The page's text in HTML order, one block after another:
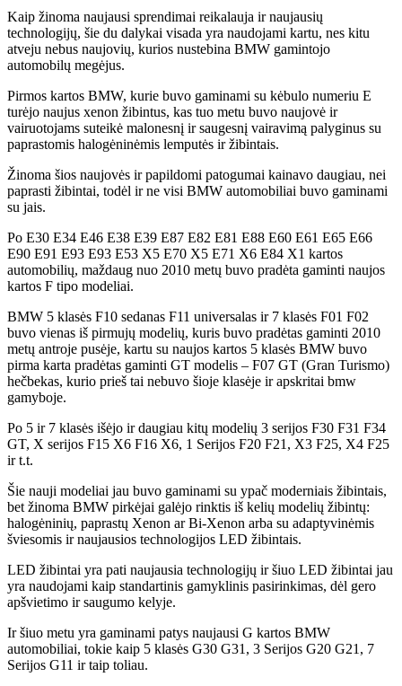
Kaip žinoma naujausi sprendimai reikalauja ir naujausių
technologijų, šie du dalykai visada yra naudojami kartu, nes kitu
atveju nebus naujovių, kurios nustebina BMW gamintojo
automobilų megėjus.
Pirmos kartos BMW, kurie buvo gaminami su kėbulo numeriu E
turėjo naujus xenon žibintus, kas tuo metu buvo naujovė ir
vairuotojams suteikė malonesnį ir saugesnį vairavimą palyginus su
paprastomis halogėninėmis lemputės ir žibintais.
Žinoma šios naujovės ir papildomi patogumai kainavo daugiau, nei
paprasti žibintai, todėl ir ne visi BMW automobiliai buvo gaminami
su jais.
Po E30 E34 E46 E38 E39 E87 E82 E81 E88 E60 E61 E65 E66
E90 E91 E93 E93 E53 X5 E70 X5 E71 X6 E84 X1 kartos
automobilių, maždaug nuo 2010 metų buvo pradėta gaminti naujos
kartos F tipo modeliai.
BMW 5 klasės F10 sedanas F11 universalas ir 7 klasės F01 F02
buvo vienas iš pirmujų modelių, kuris buvo pradėtas gaminti 2010
metų antroje pusėje, kartu su naujos kartos 5 klasės BMW buvo
pirma karta pradėtas gaminti GT modelis – F07 GT (Gran Turismo)
hečbekas, kurio prieš tai nebuvo šioje klasėje ir apskritai bmw
gamyboje.
Po 5 ir 7 klasės išėjo ir daugiau kitų modelių 3 serijos F30 F31 F34
GT, X serijos F15 X6 F16 X6, 1 Serijos F20 F21, X3 F25, X4 F25
ir t.t.
Šie nauji modeliai jau buvo gaminami su ypač moderniais žibintais,
bet žinoma BMW pirkėjai galėjo rinktis iš kelių modelių žibintų:
halogėninių, paprastų Xenon ar Bi-Xenon arba su adaptyvinėmis
šviesomis ir naujausios technologijos LED žibintais.
LED žibintai yra pati naujausia technologijų ir šiuo LED žibintai jau
yra naudojami kaip standartinis gamyklinis pasirinkimas, dėl gero
apšvietimo ir saugumo kelyje.
Ir šiuo metu yra gaminami patys naujausi G kartos BMW
automobiliai, tokie kaip 5 klasės G30 G31, 3 Serijos G20 G21, 7
Serijos G11 ir taip toliau.